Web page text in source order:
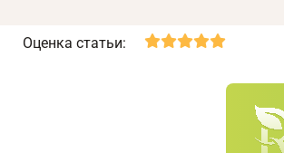
Оценка статьи: